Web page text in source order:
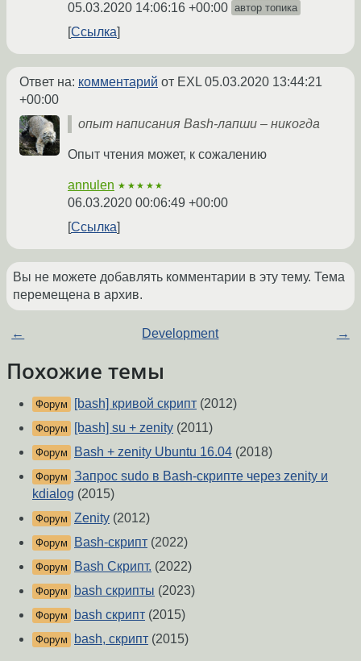
05.03.2020 14:06:16 +00:00 автор топика
Ссылка
Ответ на: комментарий от EXL05.03.2020 13:44:21
+00:00
опыт написания Bash-лапши – никогда
Опыт чтения может, к сожалению
annulen ★★★★★
06.03.2020 00:06:49 +00:00
Ссылка
Вы не можете добавлять комментарии в эту тему. Тема
перемещена в архив.
← Development →
Похожие темы
Форум [bash] кривой скрипт (2012)
Форум [bash] su + zenity (2011)
Форум Bash + zenity Ubuntu 16.04 (2018)
Форум Запрос sudo в Bash-скрипте через zenity и
kdialog (2015)
Форум Zenity (2012)
Форум Bash-скрипт (2022)
Форум Bash Скрипт. (2022)
Форум bash скрипты (2023)
Форум bash скрипт (2015)
Форум bash, скрипт (2015)